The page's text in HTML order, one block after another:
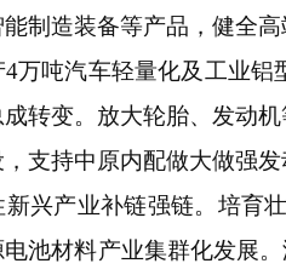
制造装备等产品，健全
万吨汽车轻量化及工业
转变。放大轮胎、发动
支持中原内配做大做强
产业补链强链。培育壮
电池材料产业集群化发展